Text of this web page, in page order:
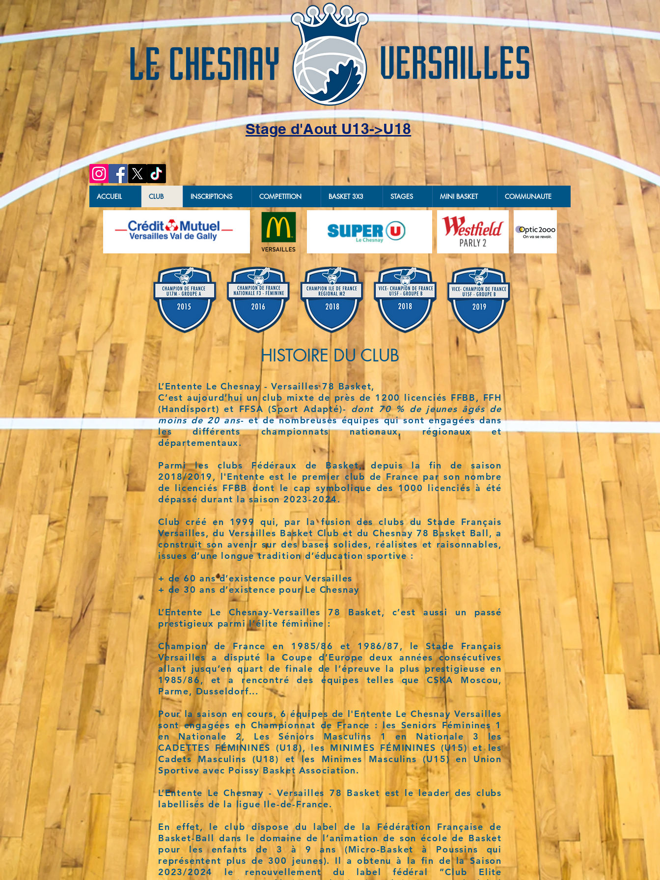
Stage d'Aout U13->U18
ACCUEIL CLUB INSCRIPTIONS COMPETITION BASKET 3X3 STAGES MINI BASKET COMMUNAUTE
HISTOIRE DU CLUB
L’Entente Le Chesnay - Versailles 78 Basket,
C’est aujourd’hui un club mixte de près de 1200 licenciés FFBB, FFH
(Handisport) et FFSA (Sport Adapté)- dont 70 % de jeunes âgés de
moins de 20 ans- et de nombreuses équipes qui sont engagées dans
les différents championnats nationaux, régionaux et
départementaux.
Parmi les clubs Fédéraux de Basket, depuis la fin de saison
2018/2019, l'Entente est le premier club de France par son nombre
de licenciés FFBB dont le cap symbolique des 1000 licenciés à été
dépassé durant la saison 2023-2024.
Club créé en 1999 qui, par la fusion des clubs du Stade Français
Versailles, du Versailles Basket Club et du Chesnay 78 Basket Ball, a
construit son avenir sur des bases solides, réalistes et raisonnables,
issues d’une longue tradition d’éducation sportive :
+ de 60 ans d’existence pour Versailles
+ de 30 ans d’existence pour Le Chesnay
L’Entente Le Chesnay-Versailles 78 Basket, c’est aussi un passé
prestigieux parmi l’élite féminine :
Champion de France en 1985/86 et 1986/87, le Stade Français
Versailles a disputé la Coupe d’Europe deux années consécutives
allant jusqu’en quart de finale de l’épreuve la plus prestigieuse en
1985/86, et a rencontré des équipes telles que CSKA Moscou,
Parme, Dusseldorf...
Pour la saison en cours, 6 équipes de l'Entente Le Chesnay Versailles
sont engagées en Championnat de France : les Seniors Féminines 1
en Nationale 2, Les Séniors Masculins 1 en Nationale 3 les
CADETTES FÉMININES (U18), les MINIMES FÉMININES (U15) et les
Cadets Masculins (U18) et les Minimes Masculins (U15) en Union
Sportive avec Poissy Basket Association.
L’Entente Le Chesnay - Versailles 78 Basket est le leader des clubs
labellisés de la ligue Ile-de-France.
En effet, le club dispose du label de la Fédération Française de
Basket-Ball dans le domaine de l’animation de son école de Basket
pour les enfants de 3 à 9 ans (Micro-Basket à Poussins qui
représentent plus de 300 jeunes). Il a obtenu à la fin de la Saison
2023/2024 le renouvellement du label fédéral ”Club Elite